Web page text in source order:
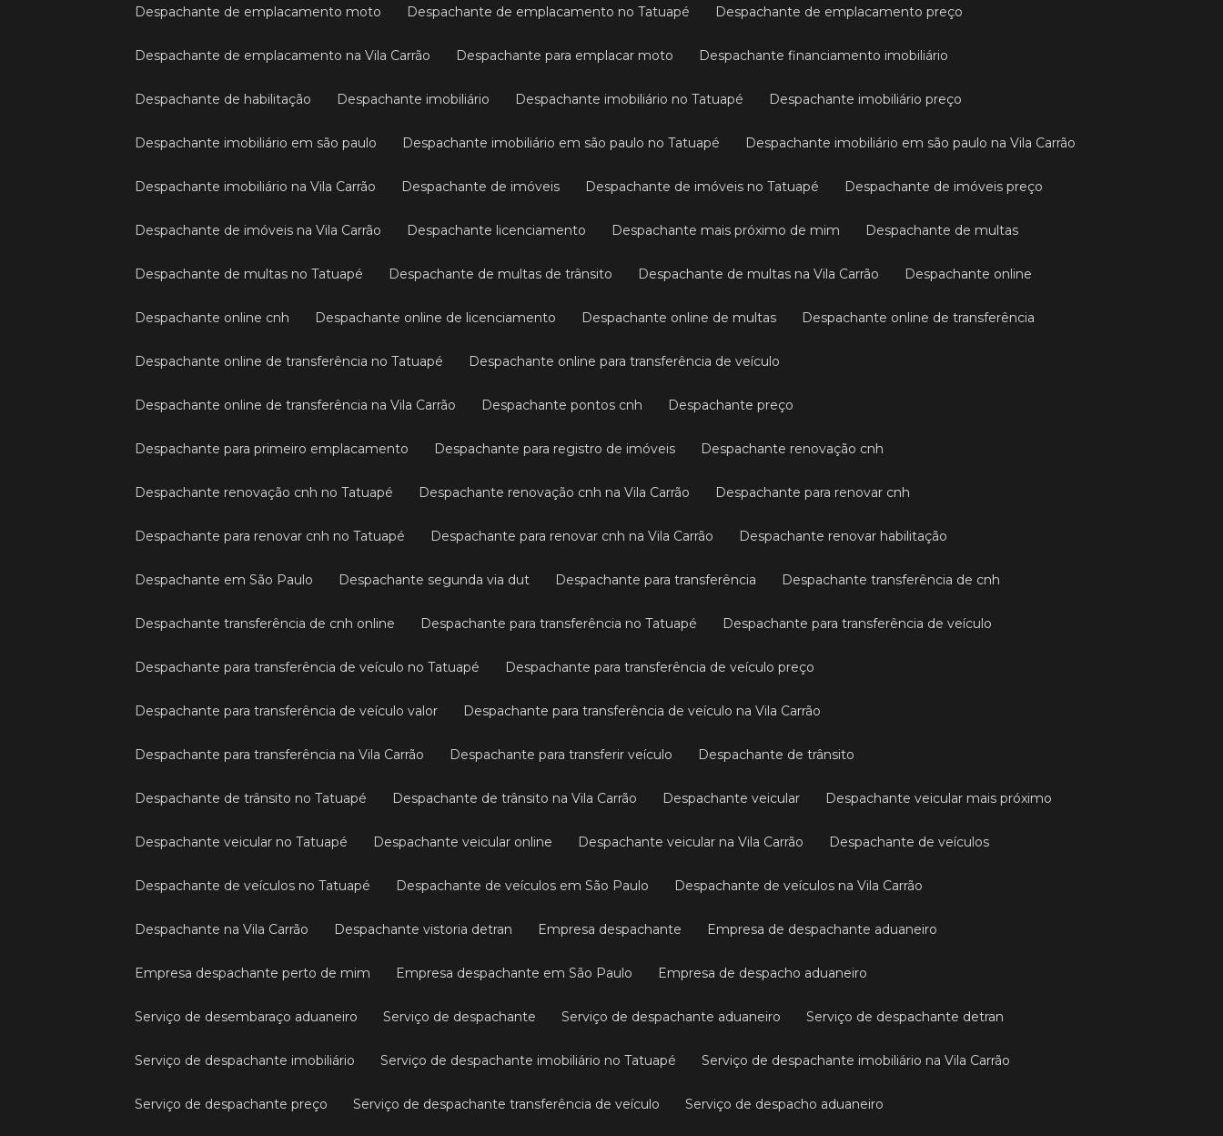
Despachante de emplacamento moto Despachante de emplacamento no Tatuapé Despachante de emplacamento preço
Despachante de emplacamento na Vila Carrão Despachante para emplacar moto Despachante financiamento imobiliário
Despachante de habilitação Despachante imobiliário Despachante imobiliário no Tatuapé Despachante imobiliário preço
Despachante imobiliário em são paulo Despachante imobiliário em são paulo no Tatuapé Despachante imobiliário em são paulo na Vila Carrão
Despachante imobiliário na Vila Carrão Despachante de imóveis Despachante de imóveis no Tatuapé Despachante de imóveis preço
Despachante de imóveis na Vila Carrão Despachante licenciamento Despachante mais próximo de mim Despachante de multas
Despachante de multas no Tatuapé Despachante de multas de trânsito Despachante de multas na Vila Carrão Despachante online
Despachante online cnh Despachante online de licenciamento Despachante online de multas Despachante online de transferência
Despachante online de transferência no Tatuapé Despachante online para transferência de veículo
Despachante online de transferência na Vila Carrão Despachante pontos cnh Despachante preço
Despachante para primeiro emplacamento Despachante para registro de imóveis Despachante renovação cnh
Despachante renovação cnh no Tatuapé Despachante renovação cnh na Vila Carrão Despachante para renovar cnh
Despachante para renovar cnh no Tatuapé Despachante para renovar cnh na Vila Carrão Despachante renovar habilitação
Despachante em São Paulo Despachante segunda via dut Despachante para transferência Despachante transferência de cnh
Despachante transferência de cnh online Despachante para transferência no Tatuapé Despachante para transferência de veículo
Despachante para transferência de veículo no Tatuapé Despachante para transferência de veículo preço
Despachante para transferência de veículo valor Despachante para transferência de veículo na Vila Carrão
Despachante para transferência na Vila Carrão Despachante para transferir veículo Despachante de trânsito
Despachante de trânsito no Tatuapé Despachante de trânsito na Vila Carrão Despachante veicular Despachante veicular mais próximo
Despachante veicular no Tatuapé Despachante veicular online Despachante veicular na Vila Carrão Despachante de veículos
Despachante de veículos no Tatuapé Despachante de veículos em São Paulo Despachante de veículos na Vila Carrão
Despachante na Vila Carrão Despachante vistoria detran Empresa despachante Empresa de despachante aduaneiro
Empresa despachante perto de mim Empresa despachante em São Paulo Empresa de despacho aduaneiro
Serviço de desembaraço aduaneiro Serviço de despachante Serviço de despachante aduaneiro Serviço de despachante detran
Serviço de despachante imobiliário Serviço de despachante imobiliário no Tatuapé Serviço de despachante imobiliário na Vila Carrão
Serviço de despachante preço Serviço de despachante transferência de veículo Serviço de despacho aduaneiro